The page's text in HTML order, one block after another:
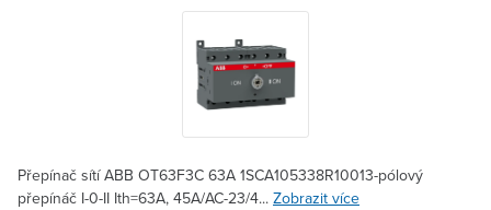
Přepínač sítí ABB OT63F3C 63A 1SCA105338R10013-pólový
přepínáč I-0-II Ith=63A, 45A/AC-23/4... Zobrazit více